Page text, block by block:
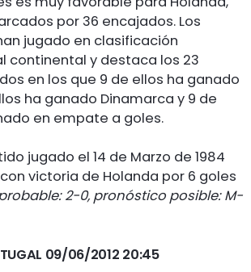
por 36 encajados. Los
jugado en clasificación
continental y destaca los 23
en los que 9 de ellos ha ganado
ha ganado Dinamarca y 9 de
en empate a goles.
jugado el 14 de Marzo de 1984
victoria de Holanda por 6 goles
2-0, pronóstico posible: M-
09/06/2012 20:45